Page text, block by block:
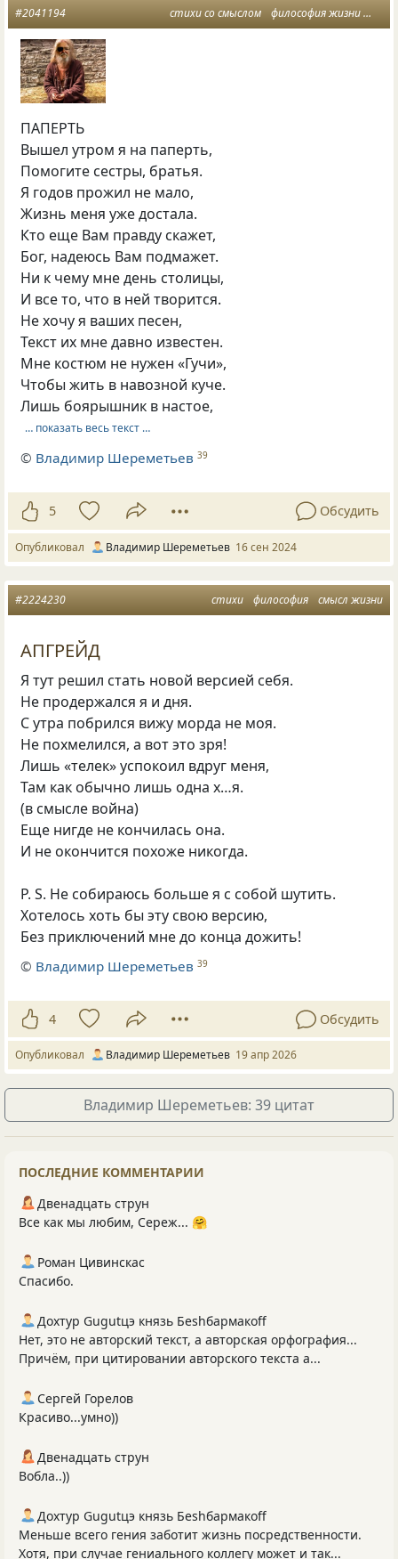
стихи со смыслом философия жизни
#2041194
ПАПЕРТЬ
Вышел утром я на паперть,
Помогите сестры, братья.
Я годов прожил не мало,
Жизнь меня уже достала.
Кто еще Вам правду скажет,
Бог, надеюсь Вам подмажет.
Ни к чему мне день столицы,
И все то, что в ней творится.
Не хочу я ваших песен,
Текст их мне давно известен.
Мне костюм не нужен «Гучи»,
Чтобы жить в навозной куче.
Лишь боярышник в настое,
… показать весь текст …
© Владимир Шереметьев 39
5 Обсудить
Опубликовал Владимир Шереметьев 16 сен 2024
стихи философия смысл жизни
#2224230
АПГРЕЙД
Я тут решил стать новой версией себя.
Не продержался я и дня.
С утра побрился вижу морда не моя.
Не похмелился, а вот это зря!
Лишь «телек» успокоил вдруг меня,
Там как обычно лишь одна х…я.
(в смысле война)
Еще нигде не кончилась она.
И не окончится похоже никогда.
P. S. Не собираюсь больше я с собой шутить.
Хотелось хоть бы эту свою версию,
Без приключений мне до конца дожить!
© Владимир Шереметьев 39
4 Обсудить
Опубликовал Владимир Шереметьев 19 апр 2026
Владимир Шереметьев: 39 цитат
ПОСЛЕДНИЕ КОММЕНТАРИИ
Двенадцать струн
Все как мы любим, Сереж... 🤗
Роман Цивинскас
Спасибо.
Дохтур Gugutцэ князь Беshбармакоff
Нет, это не авторский текст, а авторская орфография...
Причём, при цитировании авторского текста а...
Сергей Горелов
Красиво...умно))
Двенадцать струн
Вобла..))
Дохтур Gugutцэ князь Беshбармакоff
Меньше всего гения заботит жизнь посредственности.
Хотя, при случае гениального коллегу может и так...